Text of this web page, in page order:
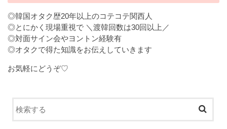
◎韓国オタク歴20年以上のコテコテ関西人
◎とにかく現場重視で ＼渡韓回数は30回以上／
◎対面サイン会やヨントン経験有
◎オタクで得た知識をお伝えしていきます
お気軽にどうぞ♡